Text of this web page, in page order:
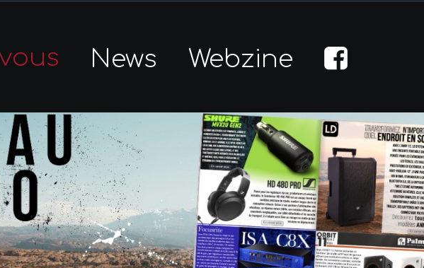
News Webzine